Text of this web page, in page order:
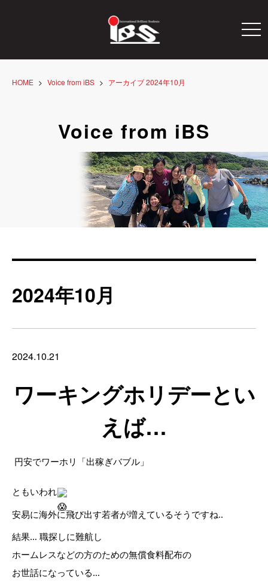
HOME Voice from iBS アーカイブ 2024年10月
Voice from iBS
2024年10月
2024.10.21
ワーキングホリデーとい
えば…
円安でワーホリ「出稼ぎバブル」
ともいわれ
安易に海外に飛び出す若者が増えているそうですね..
結果… 職探しに難航し
ホームレスなどの方のための無償食料配布の
お世話になっている…